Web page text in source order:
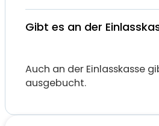
Gibt es an der
Auch an der Einlasskasse
ausgebucht.